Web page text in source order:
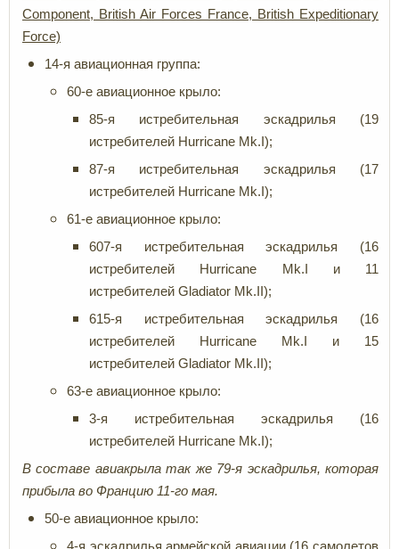
Component, British Air Forces France, British Expeditionary
Force)
14-я авиационная группа:
60-е авиационное крыло:
85-я истребительная эскадрилья (19
истребителей Hurricane Mk.I);
87-я истребительная эскадрилья (17
истребителей Hurricane Mk.I);
61-е авиационное крыло:
607-я истребительная эскадрилья (16
истребителей Hurricane Mk.I и 11
истребителей Gladiator Mk.II);
615-я истребительная эскадрилья (16
истребителей Hurricane Mk.I и 15
истребителей Gladiator Mk.II);
63-е авиационное крыло:
3-я истребительная эскадрилья (16
истребителей Hurricane Mk.I);
В составе авиакрыла так же 79-я эскадрилья, которая
прибыла во Францию 11-го мая.
50-е авиационное крыло: